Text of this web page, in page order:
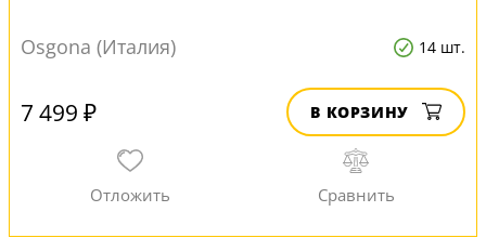
Osgona (Италия) 14 шт.
7 499 ₽ В КОРЗИНУ